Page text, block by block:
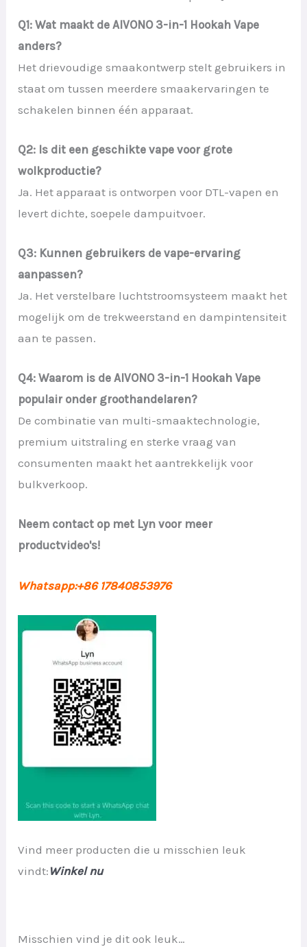
Q1: Wat maakt de AIVONO 3-in-1 Hookah Vape
anders?
Het drievoudige smaakontwerp stelt gebruikers in
staat om tussen meerdere smaakervaringen te
schakelen binnen één apparaat.
Q2: Is dit een geschikte vape voor grote
wolkproductie?
Ja. Het apparaat is ontworpen voor DTL-vapen en
levert dichte, soepele dampuitvoer.
Q3: Kunnen gebruikers de vape-ervaring
aanpassen?
Ja. Het verstelbare luchtstroomsysteem maakt het
mogelijk om de trekweerstand en dampintensiteit
aan te passen.
Q4: Waarom is de AIVONO 3-in-1 Hookah Vape
populair onder groothandelaren?
De combinatie van multi-smaaktechnologie,
premium uitstraling en sterke vraag van
consumenten maakt het aantrekkelijk voor
bulkverkoop.
Neem contact op met Lyn voor meer
productvideo's!
Whatsapp:+86 17840853976
Vind meer producten die u misschien leuk
vindt: Winkel nu
Misschien vind je dit ook leuk…